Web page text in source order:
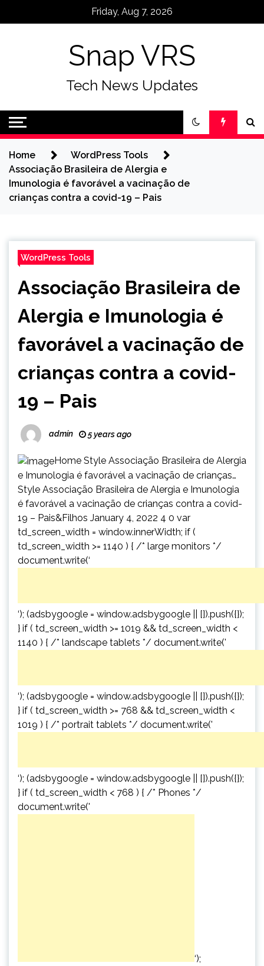
Friday, Aug 7, 2026
Snap VRS
Tech News Updates
Home
WordPress Tools
Associação Brasileira de Alergia e
Imunologia é favorável a vacinação de
crianças contra a covid-19 – Pais
WordPress Tools
Associação Brasileira de
Alergia e Imunologia é
favorável a vacinação de
crianças contra a covid-
19 – Pais
admin 5 years ago
Home Style Associação Brasileira de Alergia
e Imunologia é favorável a vacinação de crianças…
Style Associação Brasileira de Alergia e Imunologia
é favorável a vacinação de crianças contra a covid-
19 – Pais&Filhos January 4, 2022 4 0 var
td_screen_width = window.innerWidth; if (
td_screen_width >= 1140 ) { /* large monitors */
document.write(‘
‘); (adsbygoogle = window.adsbygoogle || []).push({});
} if ( td_screen_width >= 1019 && td_screen_width <
1140 ) { /* landscape tablets */ document.write('
‘); (adsbygoogle = window.adsbygoogle || []).push({});
} if ( td_screen_width >= 768 && td_screen_width <
1019 ) { /* portrait tablets */ document.write('
‘); (adsbygoogle = window.adsbygoogle || []).push({});
} if ( td_screen_width < 768 ) { /* Phones */
document.write('
‘);